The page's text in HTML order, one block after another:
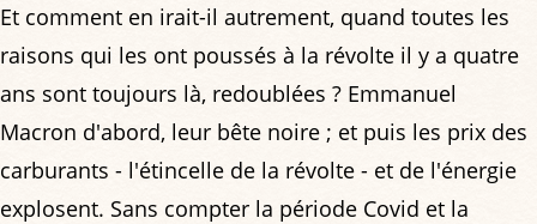
Et comment en irait-il autrement, quand toutes les
raisons qui les ont poussés à la révolte il y a quatre
ans sont toujours là, redoublées ? Emmanuel
Macron d'abord, leur bête noire ; et puis les prix des
carburants - l'étincelle de la révolte - et de l'énergie
explosent. Sans compter la période Covid et la